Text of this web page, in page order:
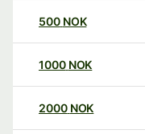
500 NOK
1000 NOK
2000 NOK